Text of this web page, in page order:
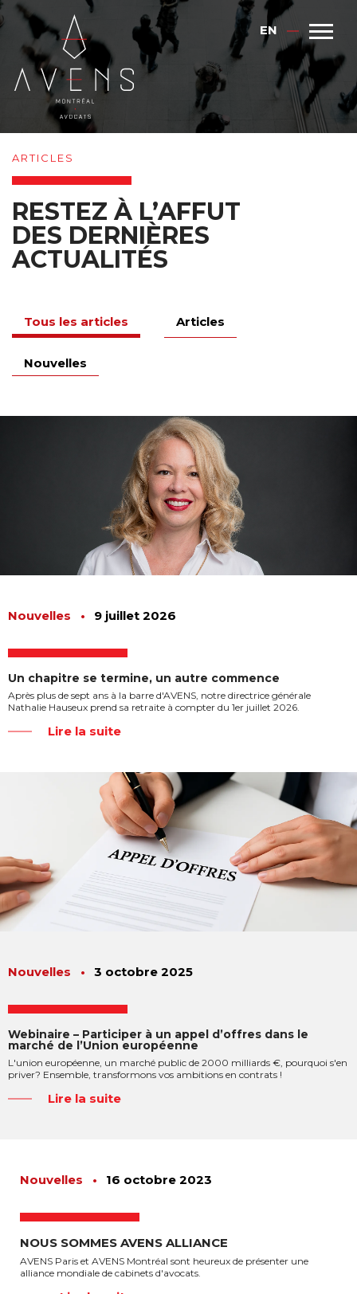
EN
ARTICLES
RESTEZ À L’AFFUT
DES DERNIÈRES
ACTUALITÉS
Tous les articles Articles
Nouvelles
Nouvelles • 9 juillet 2026
Un chapitre se termine, un autre commence
Après plus de sept ans à la barre d'AVENS, notre directrice générale
Nathalie Hauseux prend sa retraite à compter du 1er juillet 2026.
Lire la suite
Nouvelles • 3 octobre 2025
Webinaire – Participer à un appel d’offres dans le
marché de l’Union européenne
L'union européenne, un marché public de 2000 milliards €, pourquoi s'en
priver? Ensemble, transformons vos ambitions en contrats !
Lire la suite
Nouvelles • 16 octobre 2023
NOUS SOMMES AVENS ALLIANCE
AVENS Paris et AVENS Montréal sont heureux de présenter une
alliance mondiale de cabinets d'avocats.